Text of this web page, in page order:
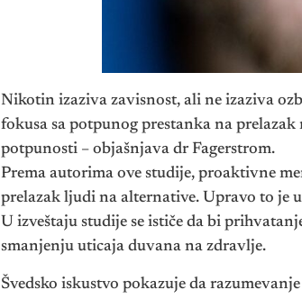
Nikotin izaziva zavisnost, ali ne izaziva
fokusa sa potpunog prestanka na
potpunosti – objašnjava dr Fagerstrom.
Prema autorima ove studije, proaktivne
prelazak ljudi na alternative. Upravo to je
U izveštaju studije se ističe da bi
smanjenju uticaja duvana na zdravlje.
Švedsko iskustvo pokazuje da